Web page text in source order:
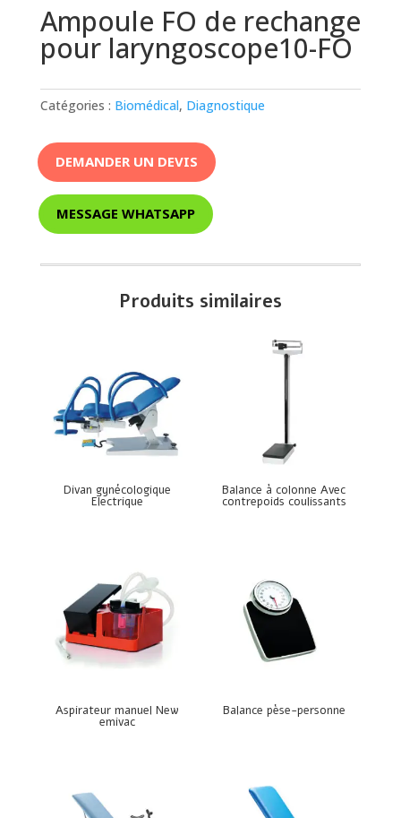
Ampoule FO de rechange
pour laryngoscope10-FO
Catégories : Biomédical, Diagnostique
DEMANDER UN DEVIS
MESSAGE WHATSAPP
Produits similaires
Divan gynécologique
Electrique
Balance à colonne Avec
contrepoids coulissants
Aspirateur manuel New
emivac
Balance pèse-personne